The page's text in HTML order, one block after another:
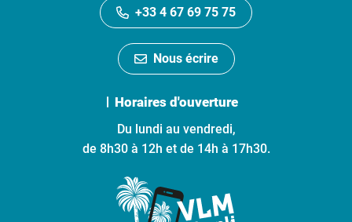
+33 4 67 69 75 75
Nous écrire
Horaires d'ouverture
Du lundi au vendredi,
de 8h30 à 12h et de 14h à 17h30.